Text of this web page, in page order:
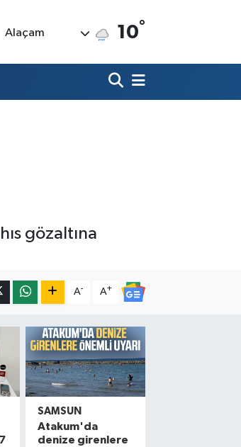
Alaçam 10°
gözaltına
A- A+
SAMSUN
Atakum'da
denize girenlere